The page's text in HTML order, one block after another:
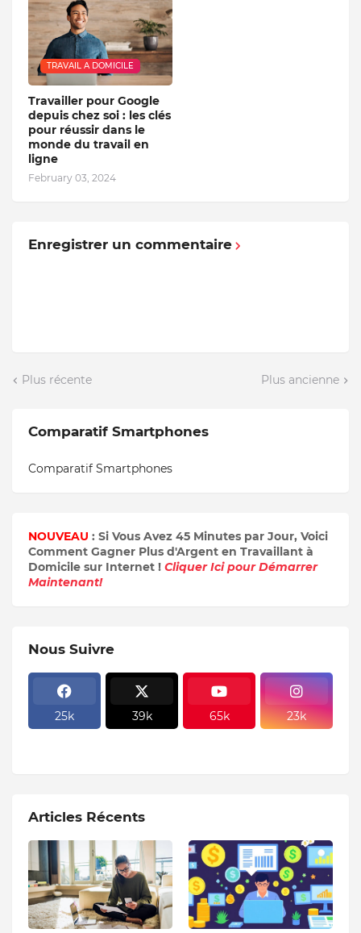
TRAVAIL A DOMICILE
Travailler pour Google
depuis chez soi : les clés
pour réussir dans le
monde du travail en
ligne
February 03, 2024
Enregistrer un commentaire
Plus récente Plus ancienne
Comparatif Smartphones
Comparatif Smartphones
NOUVEAU : Si Vous Avez 45 Minutes par Jour, Voici
Comment Gagner Plus d'Argent en Travaillant à
Domicile sur Internet ! Cliquer Ici pour Démarrer
Maintenant!
Nous Suivre
25k 39k 65k 23k
Articles Récents